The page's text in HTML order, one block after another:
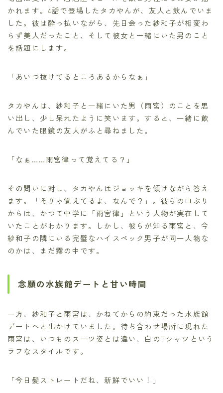
かれます。4話で登場したタカやんが、友人と飲んでいま
した。彼は酔っ払いながら、先日会った紗和子が相変わ
らず美人だったこと、そして彼女と一緒にいた男のこと
を話題にします。
「あいつ抜けてるところあるからなぁ」
タカやんは、紗和子と一緒にいた男（雨宮）のことを思
い出し、少し呆れたように笑います。すると、一緒に飲
んでいた眼鏡の友人がふと尋ねました。
「なぁ……雨宮律って覚えてる？」
その問いに対し、タカやんはジョッキを傾けながら答え
ます。「そりゃ覚えてるよ、なんで？」。彼らの口ぶり
からは、かつて中学に「雨宮律」という人物が実在して
いたことがわかります。しかし、彼らが知る雨宮と、今
紗和子の隣にいる完璧なハイスペック男子が同一人物な
のかは、まだ霧の中です。
念願の水族館デートと甘い時間
一方、紗和子と雨宮は、かねてからの約束だった水族館
デートへと出かけていました。待ち合わせ場所に現れた
雨宮は、いつものスーツ姿とは違い、白のTシャツという
ラフなスタイルです。
「今日髪ストレートだね、新鮮でいい！」